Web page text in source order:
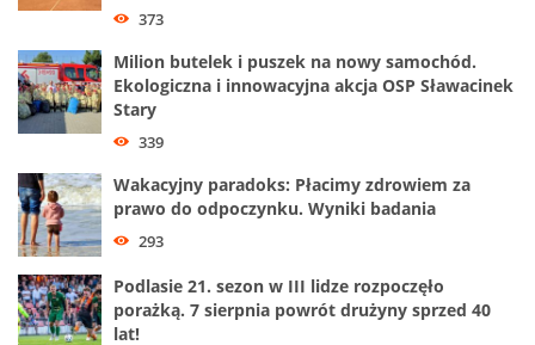
373
Milion butelek i puszek na nowy samochód.
Ekologiczna i innowacyjna akcja OSP Sławacinek
Stary
339
Wakacyjny paradoks: Płacimy zdrowiem za
prawo do odpoczynku. Wyniki badania
293
Podlasie 21. sezon w III lidze rozpoczęło
porażką. 7 sierpnia powrót drużyny sprzed 40
lat!